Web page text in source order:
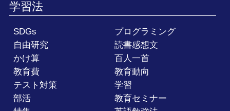
学習法
SDGs
プログラミング
自由研究
読書感想文
かけ算
百人一首
教育費
教育動向
テスト対策
学習
部活
教育セミナー